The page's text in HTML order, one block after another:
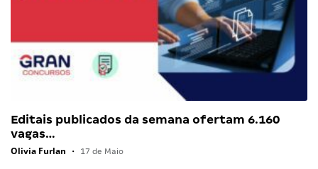
Editais publicados da semana ofertam 6.160
vagas…
Olivia Furlan • 17 de Maio